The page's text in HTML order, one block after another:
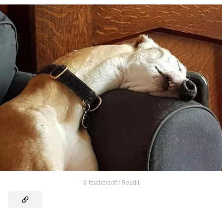
© feathersoft / Reddit